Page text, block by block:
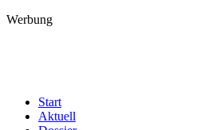
Werbung
Start
Aktuell